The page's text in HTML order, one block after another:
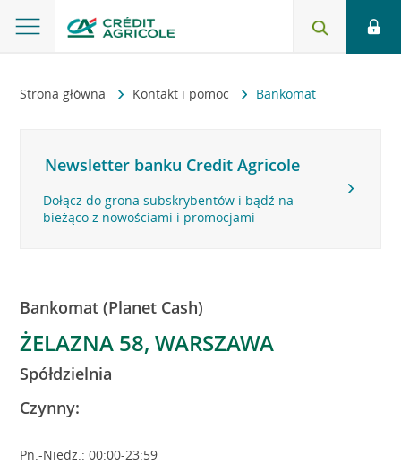
Strona główna Kontakt i pomoc Bankomat
Newsletter banku Credit Agricole
Dołącz do grona subskrybentów i bądź na
bieżąco z nowościami i promocjami
Bankomat (Planet Cash)
ŻELAZNA 58, WARSZAWA
Spółdzielnia
Czynny:
Pn.-Niedz.: 00:00-23:59